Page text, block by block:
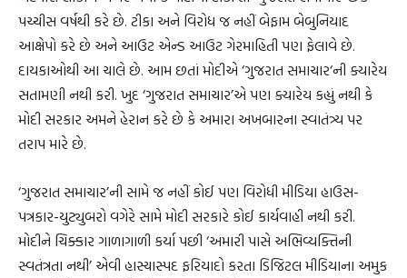
પચ્ચીસ વર્ષથી કરે છે. ટીકા અને વિરોધ જ નહીં બેફામ બેબુનિયાદ
આક્ષેપો કરે છે અને આઉટ એન્ડ આઉટ ગેરમાહિતી પણ ફેલાવે છે.
દાયકાઓથી આ ચાલે છે. આમ છતાં મોદીએ ‘ગુજરાત સમાચાર‘ની ક્યારેય
સતામણી નથી કરી. ખુદ ‘ગુજરાત સમાચાર’એ પણ ક્યારેય કહ્યું નથી કે
મોદી સરકાર અમને હેરાન કરે છે કે અમારા અખબારના સ્વાતંત્ર્ય પર
તરાપ મારે છે.
‘ગુજરાત સમાચાર’ની સામે જ નહીં કોઈ પણ વિરોધી મીડિયા હાઉસ-
પત્રકાર-યુટ્યુબરો વગેરે સામે મોદી સરકારે કોઈ કાર્યવાહી નથી કરી.
મોદીને ચિક્કાર ગાળાગાળી કર્યા પછી ‘અમારી પાસે અભિવ્યક્તિની
સ્વતંત્રતા નથી’ એવી હાસ્યાસ્પદ ફરિયાદો કરતા ડિજિટલ મીડિયાના અમુક